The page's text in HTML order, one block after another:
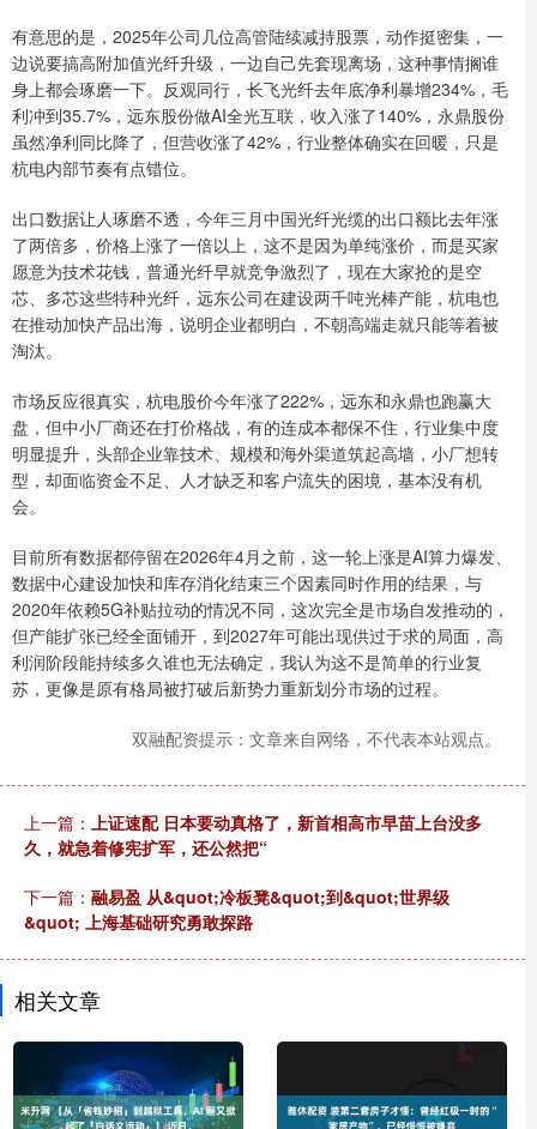
有意思的是，2025年公司几位高管陆续减持股票，动作挺密集，一
边说要搞高附加值光纤升级，一边自己先套现离场，这种事情搁谁
身上都会琢磨一下。反观同行，长飞光纤去年底净利暴增234%，毛
利冲到35.7%，远东股份做AI全光互联，收入涨了140%，永鼎股份
虽然净利同比降了，但营收涨了42%，行业整体确实在回暖，只是
杭电内部节奏有点错位。
出口数据让人琢磨不透，今年三月中国光纤光缆的出口额比去年涨
了两倍多，价格上涨了一倍以上，这不是因为单纯涨价，而是买家
愿意为技术花钱，普通光纤早就竞争激烈了，现在大家抢的是空
芯、多芯这些特种光纤，远东公司在建设两千吨光棒产能，杭电也
在推动加快产品出海，说明企业都明白，不朝高端走就只能等着被
淘汰。
市场反应很真实，杭电股价今年涨了222%，远东和永鼎也跑赢大
盘，但中小厂商还在打价格战，有的连成本都保不住，行业集中度
明显提升，头部企业靠技术、规模和海外渠道筑起高墙，小厂想转
型，却面临资金不足、人才缺乏和客户流失的困境，基本没有机
会。
目前所有数据都停留在2026年4月之前，这一轮上涨是AI算力爆发、
数据中心建设加快和库存消化结束三个因素同时作用的结果，与
2020年依赖5G补贴拉动的情况不同，这次完全是市场自发推动的，
但产能扩张已经全面铺开，到2027年可能出现供过于求的局面，高
利润阶段能持续多久谁也无法确定，我认为这不是简单的行业复
苏，更像是原有格局被打破后新势力重新划分市场的过程。
双融配资提示：文章来自网络，不代表本站观点。
上一篇： 上证速配 日本要动真格了，新首相高市早苗上台没多
久，就急着修宪扩军，还公然把“
下一篇： 融易盈 从&quot;冷板凳&quot;到&quot;世界级
&quot; 上海基础研究勇敢探路
相关文章